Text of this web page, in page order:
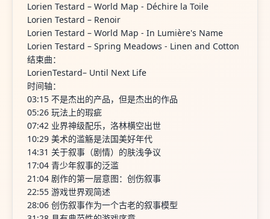
Lorien Testard – World Map - Déchire la Toile
Lorien Testard – Renoir
Lorien Testard – World Map - In Lumière's Name
Lorien Testard – Spring Meadows - Linen and Cotton
结束曲：
LorienTestard– Until Next Life
时间轴：
03:15 不是杰出的产品，但是杰出的作品
05:26 玩法上的瑕疵
07:42 业界神级配乐，洛林横空出世
10:29 美术的滥觞是法国美好年代
14:31 关于叙事（剧情）的肤浅争议
17:04 青少年叙事的泛滥
21:04 剧作的第一层意图：创伤叙事
22:55 游戏世界观简述
28:06 创伤叙事作为一个古老的叙事模型